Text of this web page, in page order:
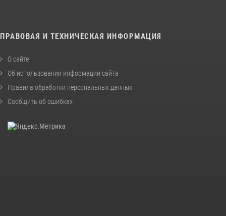
ПРАВОВАЯ И ТЕХНИЧЕСКАЯ ИНФОРМАЦИЯ
О сайте
Об использовании информации сайта
Правила обработки персональных данных
Сообщить об ошибках